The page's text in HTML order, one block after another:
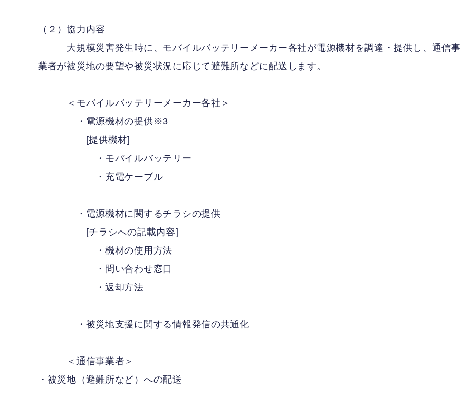
（２）協力内容
大規模災害発生時に、モバイルバッテリーメーカー各社が電源機材を調達・提供し、通信事
業者が被災地の要望や被災状況に応じて避難所などに配送します。
＜モバイルバッテリーメーカー各社＞
・電源機材の提供※3
[提供機材]
・モバイルバッテリー
・充電ケーブル
・電源機材に関するチラシの提供
[チラシへの記載内容]
・機材の使用方法
・問い合わせ窓口
・返却方法
・被災地支援に関する情報発信の共通化
＜通信事業者＞
・被災地（避難所など）への配送